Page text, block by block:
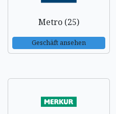
Metro (25)
Geschäft ansehen